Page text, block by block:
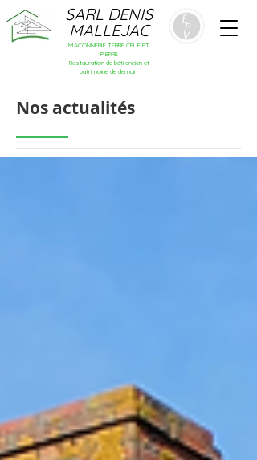
SARL DENIS
MALLEJAC
MAÇONNERIE TERRE CRUE ET
PIERRE
Restauration de bâti ancien et
patrimoine de demain
Nos actualités